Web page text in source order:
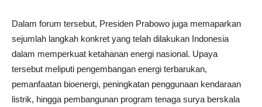
Dalam forum tersebut, Presiden Prabowo juga memaparkan
sejumlah langkah konkret yang telah dilakukan Indonesia
dalam memperkuat ketahanan energi nasional. Upaya
tersebut meliputi pengembangan energi terbarukan,
pemanfaatan bioenergi, peningkatan penggunaan kendaraan
listrik, hingga pembangunan program tenaga surya berskala